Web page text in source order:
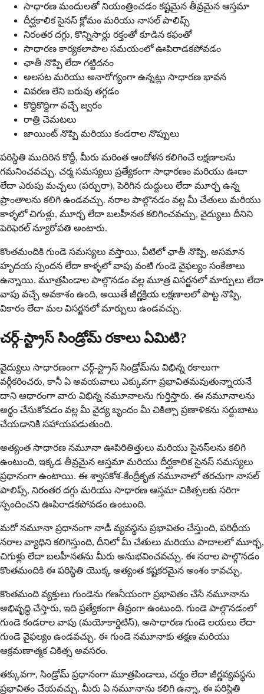
సాధారణ మందులతో నియంత్రించడం కష్టమైన తీవ్రమైన ఆస్తమా
దీర్ఘకాలిక సైనస్ క్లోమం మరియు నాసల్ పాలిప్స్
నిరంతర దగ్గు, కొన్నిసార్లు రక్తంతో కూడిన కఫంతో
సాధారణ కార్యకలాపాల సమయంలో ఊపిరాడకపోవడం
ఛాతీ నొప్పి లేదా గట్టిదనం
అలసట మరియు అనారోగ్యంగా ఉన్నట్లు సాధారణ భావన
వివరణ లేని బరువు తగ్గడం
కొద్దికొద్దిగా వచ్చే జ్వరం
రాత్రి చెమటలు
జాయింట్ నొప్పి మరియు కండరాల నొప్పులు
పరిస్థితి ముదిరిన కొద్దీ, మీరు మరింత ఆందోళన కలిగించే లక్షణాలను
గమనించవచ్చు. చర్మ సమస్యలు ప్రత్యేకంగా సాధారణం మరియు ఊదా
లేదా ఎరుపు మచ్చలు (పర్పురా), పెరిగిన దుద్దులు లేదా మూర్ఛ ఉన్న
ప్రాంతాలను కలిగి ఉండవచ్చు. నరాల పాల్గొనడం వల్ల మీ చేతులు మరియు
కాళ్ళలో చిగుళ్లు, మూర్ఛ లేదా బలహీనత కలిగించవచ్చు, వైద్యులు దీనిని
పెరిఫెరల్ న్యూరోపతి అంటారు.
కొంతమందికి గుండె సమస్యలు వస్తాయి, వీటిలో ఛాతీ నొప్పి, అసమాన
హృదయ స్పందన లేదా కాళ్ళలో వాపు వంటి గుండె వైఫల్యం సంకేతాలు
ఉన్నాయి. మూత్రపిండాల పాల్గొనడం వల్ల మూత్ర విసర్జనలో మార్పులు లేదా
వాపు వచ్చే అవకాశం ఉంది, అయితే జీర్ణక్రియ లక్షణాలలో పొట్ట నొప్పి,
వికారం లేదా మల విసర్జనలో మార్పులు ఉండవచ్చు.
చర్గ్-స్ట్రాస్ సిండ్రోమ్ రకాలు ఏమిటి?
వైద్యులు సాధారణంగా చర్గ్-స్ట్రాస్ సిండ్రోమ్‌ను విభిన్న రకాలుగా
వర్గీకరించరు, కానీ ఏ అవయవాలు ఎక్కువగా ప్రభావితమవుతున్నాయనే
దాని ఆధారంగా వారు విభిన్న నమూనాలను గుర్తిస్తారు. ఈ నమూనాలను
అర్థం చేసుకోవడం వల్ల మీ వైద్య బృందం మీ చికిత్సా ప్రణాళికను సర్దుబాటు
చేయడానికి సహాయపడుతుంది.
అత్యంత సాధారణ నమూనా ఊపిరితిత్తులు మరియు సైనస్‌లను కలిగి
ఉంటుంది, ఇక్కడ తీవ్రమైన ఆస్తమా మరియు దీర్ఘకాలిక సైనస్ సమస్యలు
ప్రధానంగా ఉంటాయి. ఈ శ్వాసకోశ-కేంద్రీకృత నమూనాలో తరచుగా నాసల్
పాలిప్స్, నిరంతర దగ్గు మరియు సాధారణ ఆస్తమా చికిత్సలకు సరిగా
స్పందించని ఊపిరాడకపోవడం ఉంటుంది.
మరో నమూనా ప్రధానంగా నాడీ వ్యవస్థను ప్రభావితం చేస్తుంది, పరిధీయ
నరాల వ్యాధిని కలిగిస్తుంది, దీనిలో మీ చేతులు మరియు పాదాలలో మూర్ఛ,
చిగుళ్లు లేదా బలహీనతను మీరు అనుభవించవచ్చు. ఈ నరాల పాల్గొనడం
కొంతమందికి ఈ పరిస్థితి యొక్క అత్యంత కష్టకరమైన అంశం కావచ్చు.
కొంతమంది వ్యక్తులు గుండెను గణనీయంగా ప్రభావితం చేసే నమూనాను
అభివృద్ధి చేస్తారు, ఇది ప్రత్యేకంగా తీవ్రంగా ఉంటుంది. గుండె పాల్గొనడంలో
గుండె కండరాల వాపు (మయోకార్డిటిస్), అసాధారణ గుండె లయలు లేదా
గుండె వైఫల్యం ఉండవచ్చు. ఈ గుండె నమూనాకు తక్షణ మరియు
ఆక్రమణాత్మక చికిత్స అవసరం.
తక్కువగా, సిండ్రోమ్ ప్రధానంగా మూత్రపిండాలు, చర్మం లేదా జీర్ణవ్యవస్థను
ప్రభావితం చేయవచ్చు. మీరు ఏ నమూనాను కలిగి ఉన్నా, ఈ పరిస్థితి